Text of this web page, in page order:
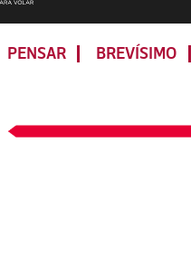
PENSAR BREVÍSIMO